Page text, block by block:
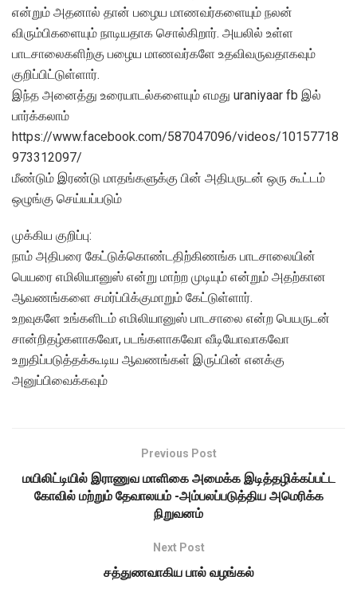
என்றும் அதனால் தான் பழைய மாணவர்களையும் நலன்
விரும்பிகளையும் நாடியதாக சொல்கிறார். அயலில் உள்ள
பாடசாலைகளிற்கு பழைய மாணவர்களே உதவிவருவதாகவும்
குறிப்பிட்டுள்ளார்.
இந்த அனைத்து உரையாடல்களையும் எமது uraniyaar fb இல்
பார்க்கலாம்
https://www.facebook.com/587047096/videos/10157718
973312097/
மீண்டும் இரண்டு மாதங்களுக்கு பின் அதிபருடன் ஒரு கூட்டம்
ஒழுங்கு செய்யப்படும்
முக்கிய குறிப்பு:
நாம் அதிபரை கேட்டுக்கொண்டதிற்கிணங்க பாடசாலையின்
பெயரை எமிலியானுஸ் என்று மாற்ற முடியும் என்றும் அதற்கான
ஆவணங்களை சமர்ப்பிக்குமாறும் கேட்டுள்ளார்.
உறவுகளே உங்களிடம் எமிலியானுஸ் பாடசாலை என்ற பெயருடன்
சான்றிதழ்களாகவோ, படங்களாகவோ வீடியோவாகவோ
உறுதிப்படுத்தக்கூடிய ஆவணங்கள் இருப்பின் எனக்கு
அனுப்பிவைக்கவும்
Previous Post
மயிலிட்டியில் இராணுவ மாளிகை அமைக்க இடித்தழிக்கப்பட்ட
கோவில் மற்றும் தேவாலயம் -அம்பலப்படுத்திய அமெரிக்க
நிறுவனம்
Next Post
சத்துணவாகிய பால் வழங்கல்